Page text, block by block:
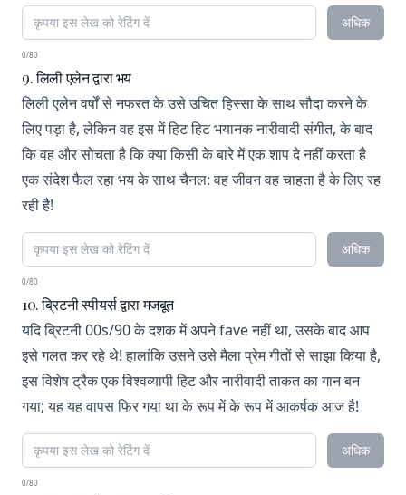
अधिक
0/80
9. लिली एलेन द्वारा भय
लिली एलेन वर्षों से नफरत के उसे उचित हिस्सा के साथ सौदा करने के
लिए पड़ा है, लेकिन वह इस में हिट हिट भयानक नारीवादी संगीत, के बाद
कि वह और सोचता है कि क्या किसी के बारे में एक शाप दे नहीं करता है
एक संदेश फैल रहा भय के साथ चैनल: वह जीवन वह चाहता है के लिए रह
रही है!
अधिक
0/80
10. ब्रिटनी स्पीयर्स द्वारा मजबूत
यदि ब्रिटनी 00s/90 के दशक में अपने fave नहीं था, उसके बाद आप
इसे गलत कर रहे थे! हालांकि उसने उसे मैला प्रेम गीतों से साझा किया है,
इस विशेष ट्रैक एक विश्वव्यापी हिट और नारीवादी ताकत का गान बन
गया; यह यह वापस फिर गया था के रूप में के रूप में आकर्षक आज है!
अधिक
0/80